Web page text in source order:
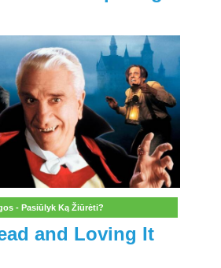
- Pasiūlyk Ką Žiūrėti?
and Loving It